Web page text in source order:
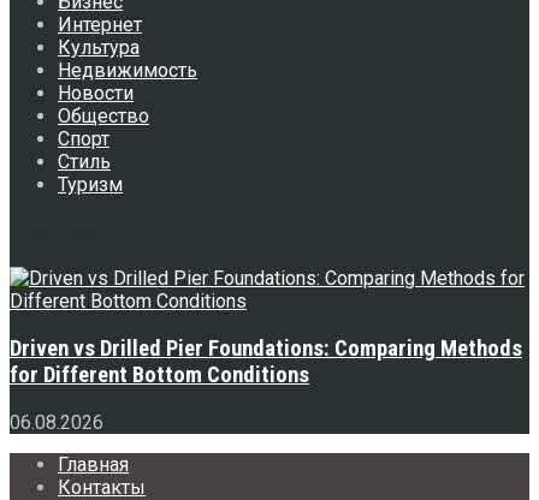
Интернет
Культура
Недвижимость
Новости
Общество
Спорт
Стиль
Туризм
Driven vs Drilled Pier Foundations: Comparing Methods
for Different Bottom Conditions
06.08.2026
Главная
Контакты